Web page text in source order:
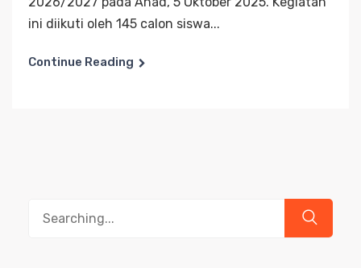
ini diikuti oleh 145 calon siswa...
Continue Reading